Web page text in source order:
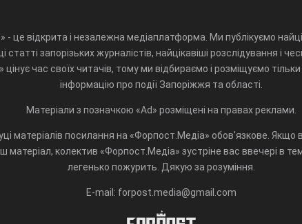
- це відкрита і незалежна медіаплатформа. Ми публікуємо
статті запорізьких журналістів, найцікавіші розслідування і
цінує час своїх читачів, тому ми відбираємо і розміщуємо
інформацію про події Запоріжжя та області.
Матеріали з позначкою «Ad» розміщені на правах реклами.
матеріалів посилання на «Форпост.Медіа» обов'язкове. Якщо
матеріал, колектив «Форпост.Медіа» зустріне вас ввечері в
легенько пожурить. Дякую за розуміння.
E-mail: forpost.media@gmail.com